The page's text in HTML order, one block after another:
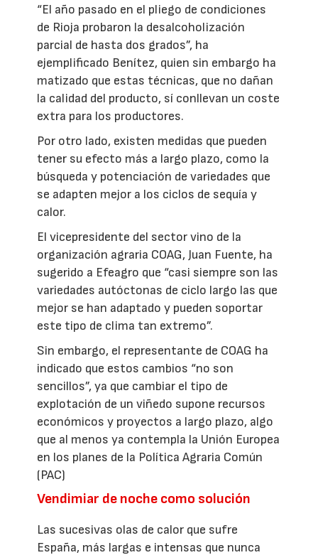
“El año pasado en el pliego de condiciones
de Rioja probaron la desalcoholización
parcial de hasta dos grados”, ha
ejemplificado Benítez, quien sin embargo ha
matizado que estas técnicas, que no dañan
la calidad del producto, sí conllevan un coste
extra para los productores.
Por otro lado, existen medidas que pueden
tener su efecto más a largo plazo, como la
búsqueda y potenciación de variedades que
se adapten mejor a los ciclos de sequía y
calor.
El vicepresidente del sector vino de la
organización agraria COAG, Juan Fuente, ha
sugerido a Efeagro que “casi siempre son las
variedades autóctonas de ciclo largo las que
mejor se han adaptado y pueden soportar
este tipo de clima tan extremo”.
Sin embargo, el representante de COAG ha
indicado que estos cambios “no son
sencillos”, ya que cambiar el tipo de
explotación de un viñedo supone recursos
económicos y proyectos a largo plazo, algo
que al menos ya contempla la Unión Europea
en los planes de la Política Agraria Común
(PAC)
Vendimiar de noche como solución
Las sucesivas olas de calor que sufre
España, más largas e intensas que nunca